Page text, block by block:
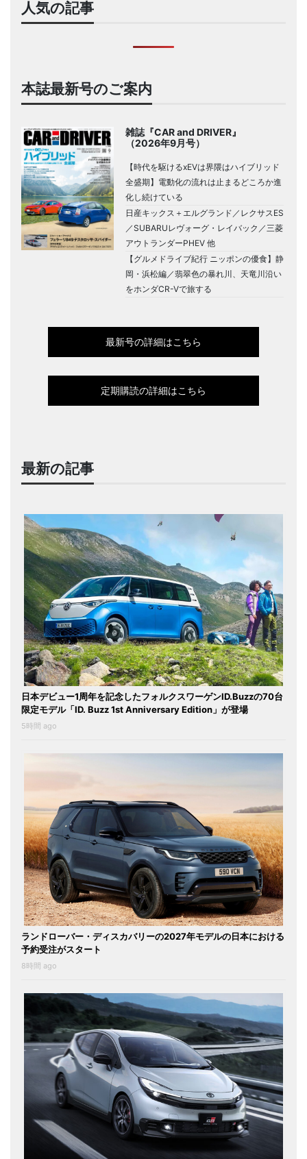
人気の記事
本誌最新号のご案内
雑誌『CAR and DRIVER』
（2026年9月号）
【時代を駆けるxEVは界隈はハイブリッド
全盛期】電動化の流れは止まるどころか進
化し続けている
日産キックス＋エルグランド／レクサスES
／SUBARUレヴォーグ・レイバック／三菱
アウトランダーPHEV 他
【グルメドライブ紀行 ニッポンの優食】静
岡・浜松編／翡翠色の暴れ川、天竜川沿い
をホンダCR-Vで旅する
最新号の詳細はこちら
定期購読の詳細はこちら
最新の記事
日本デビュー1周年を記念したフォルクスワーゲンID.Buzzの70台
限定モデル「ID. Buzz 1st Anniversary Edition」が登場
5時間 ago
ランドローバー・ディスカバリーの2027年モデルの日本における
予約受注がスタート
8時間 ago